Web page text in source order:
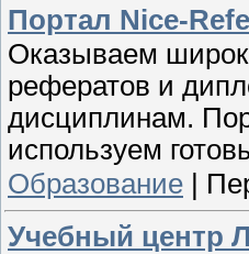
Портал Nice-
Оказываем
рефератов и
дисциплинам.
используем
Образование
Учебный центр